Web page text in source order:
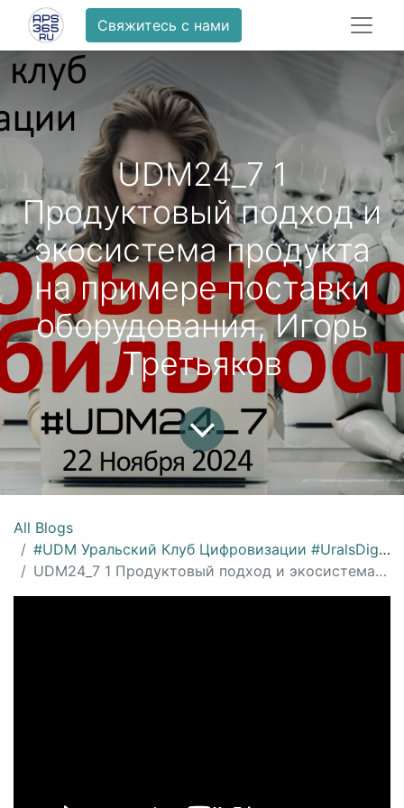
Свяжитесь с нами
UDM24_7 1
Продуктовый подход и
экосистема продукта
на примере поставки
оборудования, Игорь
Третьяков
All Blogs
#UDM Уральский Клуб Цифровизации #UralsDigitalMachinery
UDM24_7 1 Продуктовый подход и экосистема продукта на примере поставки оборудования, Игорь Третьяков